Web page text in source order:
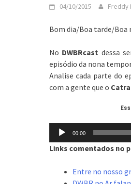
04/10/2015 Freddy
Bom dia/Boa tarde/Boa
No DWBRcast dessa
episódio da nona
Analise cada parte do
com a gente que o Catra
Tocador
áudio
00:00
Links comentados no
Entre no nosso